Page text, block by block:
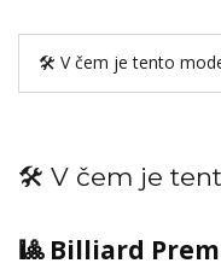
🛠️ V čem je tento
🛠️ V čem je
🎱 Billiard